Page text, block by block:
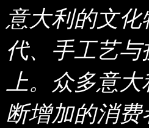
意大利的文
代、手工艺
上。众多意
断增加的消